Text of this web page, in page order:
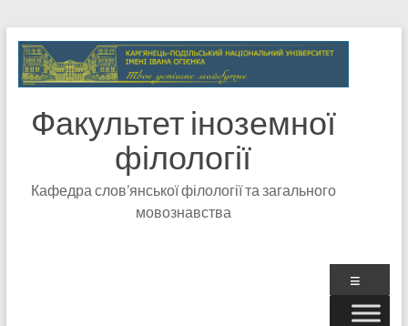
Факультет іноземної
філології
Кафедра слов’янської філології та загального
мовознавства